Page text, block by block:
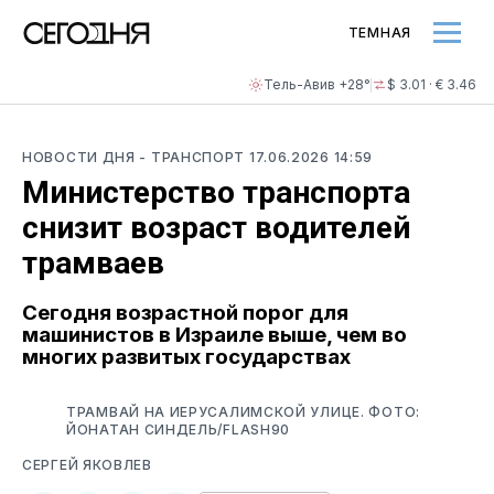
Тель-Авив +28° $ 3.01 · € 3.46
ТЕМНАЯ
НОВОСТИ ДНЯ - ТРАНСПОРТ 17.06.2026 14:59
Министерство транспорта
снизит возраст водителей
трамваев
Сегодня возрастной порог для
машинистов в Израиле выше, чем во
многих развитых государствах
ТРАМВАЙ НА ИЕРУСАЛИМСКОЙ УЛИЦЕ. ФОТО:
ЙОНАТАН СИНДЕЛЬ/FLASH90
СЕРГЕЙ ЯКОВЛЕВ